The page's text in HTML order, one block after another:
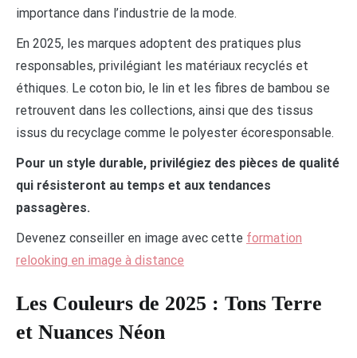
importance dans l’industrie de la mode.
En 2025, les marques adoptent des pratiques plus
responsables, privilégiant les matériaux recyclés et
éthiques. Le coton bio, le lin et les fibres de bambou se
retrouvent dans les collections, ainsi que des tissus
issus du recyclage comme le polyester écoresponsable.
Pour un style durable, privilégiez des pièces de qualité
qui résisteront au temps et aux tendances
passagères.
Devenez conseiller en image avec cette formation
relooking en image à distance
Les Couleurs de 2025 : Tons Terre
et Nuances Néon